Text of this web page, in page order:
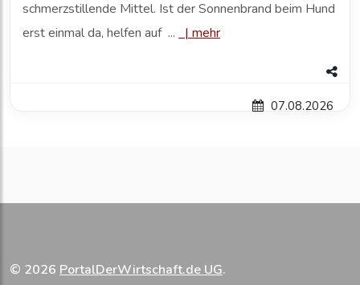
schmerzstillende Mittel. Ist der Sonnenbrand beim Hund
erst einmal da, helfen auf ...
| mehr
07.08.2026
© 2026 PortalDerWirtschaft.de UG.